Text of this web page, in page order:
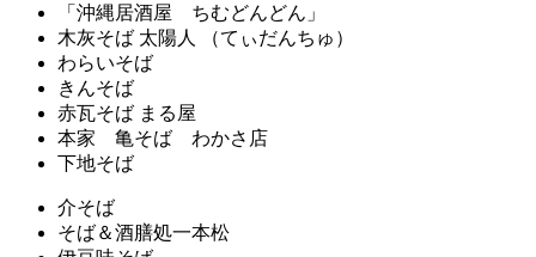
「沖縄居酒屋 ちむどんどん」
木灰そば 太陽人 （てぃだんちゅ）
わらいそば
きんそば
赤瓦そば まる屋
本家 亀そば わかさ店
下地そば
介そば
そば＆酒膳処一本松